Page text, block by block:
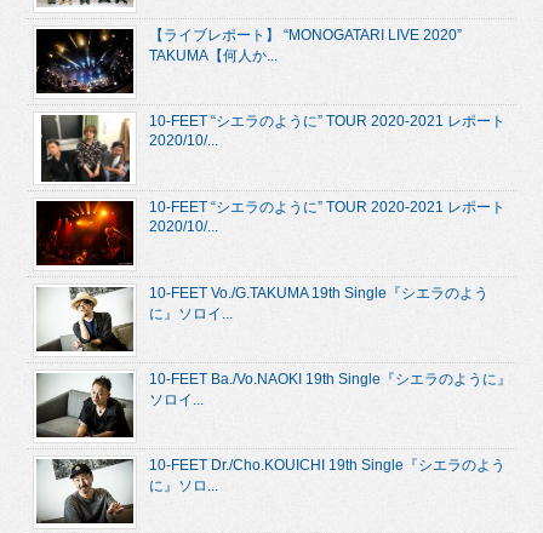
【ライブレポート】 “MONOGATARI LIVE 2020”
TAKUMA【何人か...
10-FEET “シエラのように” TOUR 2020-2021 レポート
2020/10/...
10-FEET “シエラのように” TOUR 2020-2021 レポート
2020/10/...
10-FEET Vo./G.TAKUMA 19th Single『シエラのよう
に』ソロイ...
10-FEET Ba./Vo.NAOKI 19th Single『シエラのように』
ソロイ...
10-FEET Dr./Cho.KOUICHI 19th Single『シエラのよう
に』ソロ...